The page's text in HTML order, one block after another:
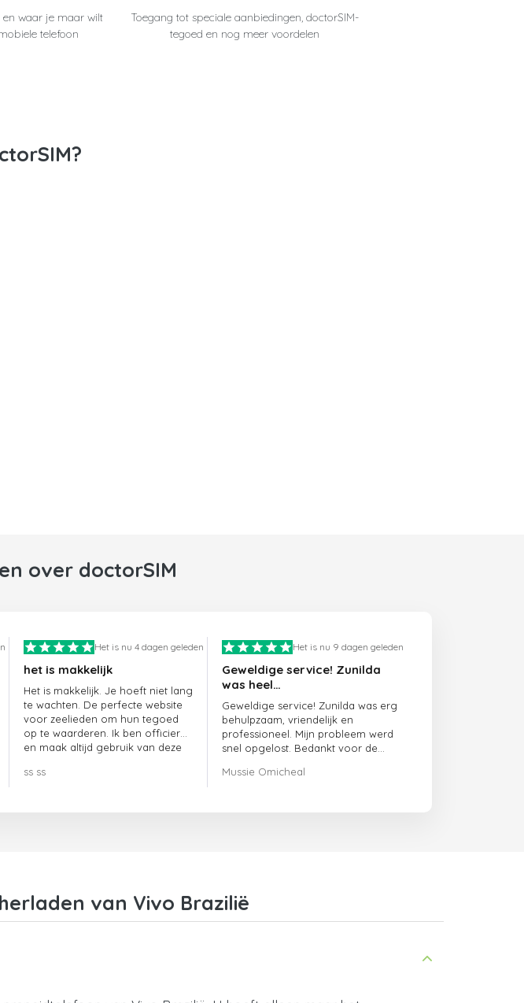
waar je maar wilt
telefoon
Toegang tot speciale aanbiedingen, doctorSIM-
tegoed en nog meer voordelen
over doctorSIM
Het is nu 4 dagen geleden
het is makkelijk
Het is makkelijk. Je hoeft niet lang
te wachten. De perfecte website
voor zeelieden om hun tegoed
op te waarderen. Ik ben officier
en maak altijd gebruik van deze
ss ss
Het is nu 9 dagen geleden
Geweldige service! Zunilda
was heel…
Geweldige service! Zunilda was erg
behulpzaam, vriendelijk en
professioneel. Mijn probleem werd
snel opgelost. Bedankt voor de
Mussie Omicheal
van Vivo Brazilië